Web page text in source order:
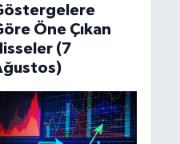
Öne Çıkan
(7